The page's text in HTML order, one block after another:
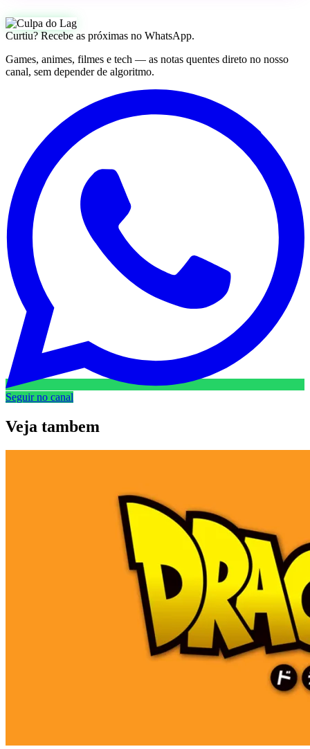
Curtiu? Recebe as próximas no WhatsApp.
Games, animes, filmes e tech — as notas quentes direto no nosso
canal, sem depender de algoritmo.
Seguir no canal
Veja tambem